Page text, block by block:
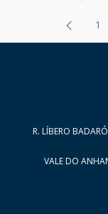
1
R. LÍBERO
VALE DO